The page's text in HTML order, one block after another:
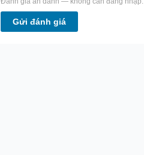
Gửi đánh giá